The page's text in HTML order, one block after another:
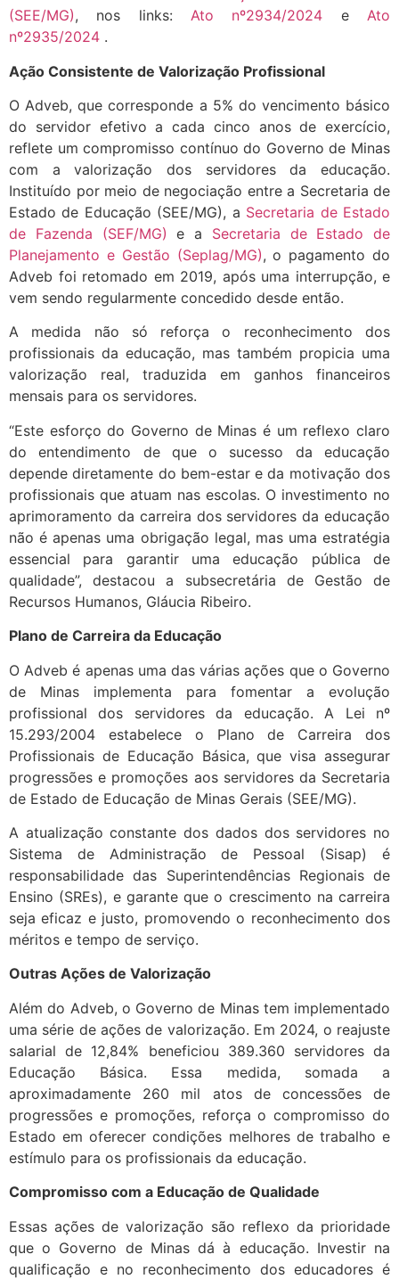
(SEE/MG), nos links: Ato nº2934/2024 eAto
nº2935/2024 .
Ação Consistente de Valorização Profissional
O Adveb, que corresponde a 5% do vencimento básico
do servidor efetivo a cada cinco anos de exercício,
reflete um compromisso contínuo do Governo de Minas
com a valorização dos servidores da educação.
Instituído por meio de negociação entre a Secretaria de
Estado de Educação (SEE/MG), a Secretaria de Estado
de Fazenda (SEF/MG) e a Secretaria de Estado de
Planejamento e Gestão (Seplag/MG), o pagamento do
Adveb foi retomado em 2019, após uma interrupção, e
vem sendo regularmente concedido desde então.
A medida não só reforça o reconhecimento dos
profissionais da educação, mas também propicia uma
valorização real, traduzida em ganhos financeiros
mensais para os servidores.
“Este esforço do Governo de Minas é um reflexo claro
do entendimento de que o sucesso da educação
depende diretamente do bem-estar e da motivação dos
profissionais que atuam nas escolas. O investimento no
aprimoramento da carreira dos servidores da educação
não é apenas uma obrigação legal, mas uma estratégia
essencial para garantir uma educação pública de
qualidade”, destacou a subsecretária de Gestão de
Recursos Humanos, Gláucia Ribeiro.
Plano de Carreira da Educação
O Adveb é apenas uma das várias ações que o Governo
de Minas implementa para fomentar a evolução
profissional dos servidores da educação. A Lei nº
15.293/2004 estabelece o Plano de Carreira dos
Profissionais de Educação Básica, que visa assegurar
progressões e promoções aos servidores da Secretaria
de Estado de Educação de Minas Gerais (SEE/MG).
A atualização constante dos dados dos servidores no
Sistema de Administração de Pessoal (Sisap) é
responsabilidade das Superintendências Regionais de
Ensino (SREs), e garante que o crescimento na carreira
seja eficaz e justo, promovendo o reconhecimento dos
méritos e tempo de serviço.
Outras Ações de Valorização
Além do Adveb, o Governo de Minas tem implementado
uma série de ações de valorização. Em 2024, o reajuste
salarial de 12,84% beneficiou 389.360 servidores da
Educação Básica. Essa medida, somada a
aproximadamente 260 mil atos de concessões de
progressões e promoções, reforça o compromisso do
Estado em oferecer condições melhores de trabalho e
estímulo para os profissionais da educação.
Compromisso com a Educação de Qualidade
Essas ações de valorização são reflexo da prioridade
que o Governo de Minas dá à educação. Investir na
qualificação e no reconhecimento dos educadores é